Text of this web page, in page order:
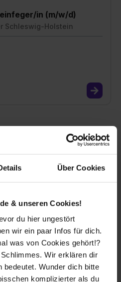
Über Cookies
& unseren Cookies!
du hier ungestört
wir ein paar Infos für dich.
was von Cookies gehört!?
Wir erklären dir
bedeutet. Wunder dich bitte
komplizierter als du
in (m/w/d)
Schleswig-Holstein
dass...
glaubten, dass
Das ist auch noch heute so
kurz an